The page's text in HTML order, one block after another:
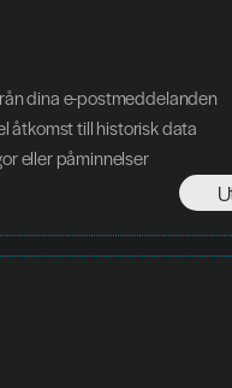
dina e-postmeddelanden
åtkomst till historisk data
eller påminnelser